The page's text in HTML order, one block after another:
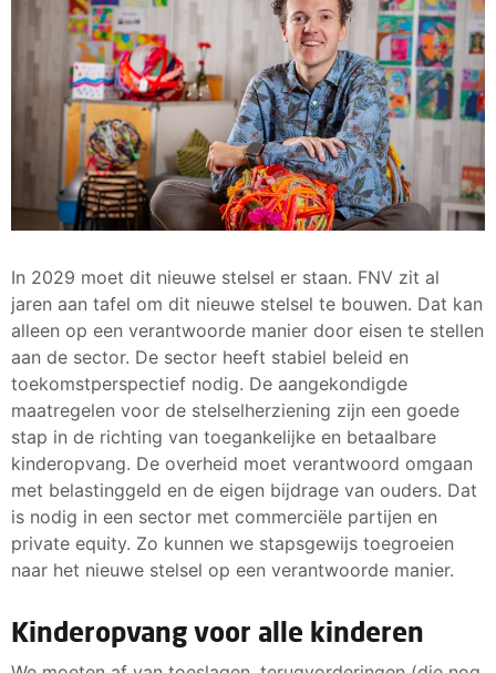
In 2029 moet dit nieuwe stelsel er staan. FNV zit al
jaren aan tafel om dit nieuwe stelsel te bouwen. Dat kan
alleen op een verantwoorde manier door eisen te stellen
aan de sector. De sector heeft stabiel beleid en
toekomstperspectief nodig. De aangekondigde
maatregelen voor de stelselherziening zijn een goede
stap in de richting van toegankelijke en betaalbare
kinderopvang. De overheid moet verantwoord omgaan
met belastinggeld en de eigen bijdrage van ouders. Dat
is nodig in een sector met commerciële partijen en
private equity. Zo kunnen we stapsgewijs toegroeien
naar het nieuwe stelsel op een verantwoorde manier.
Kinderopvang voor alle kinderen